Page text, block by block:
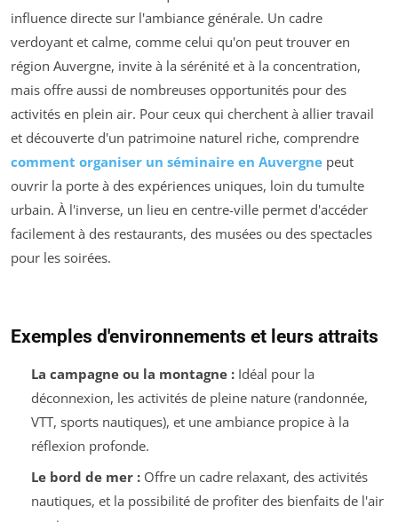
influence directe sur l'ambiance générale. Un cadre
verdoyant et calme, comme celui qu'on peut trouver en
région Auvergne, invite à la sérénité et à la concentration,
mais offre aussi de nombreuses opportunités pour des
activités en plein air. Pour ceux qui cherchent à allier travail
et découverte d'un patrimoine naturel riche, comprendre
comment organiser un séminaire en Auvergne peut
ouvrir la porte à des expériences uniques, loin du tumulte
urbain. À l'inverse, un lieu en centre-ville permet d'accéder
facilement à des restaurants, des musées ou des spectacles
pour les soirées.
Exemples d'environnements et leurs attraits
La campagne ou la montagne :Idéal pour la
déconnexion, les activités de pleine nature (randonnée,
VTT, sports nautiques), et une ambiance propice à la
réflexion profonde.
Le bord de mer :Offre un cadre relaxant, des activités
nautiques, et la possibilité de profiter des bienfaits de l'air